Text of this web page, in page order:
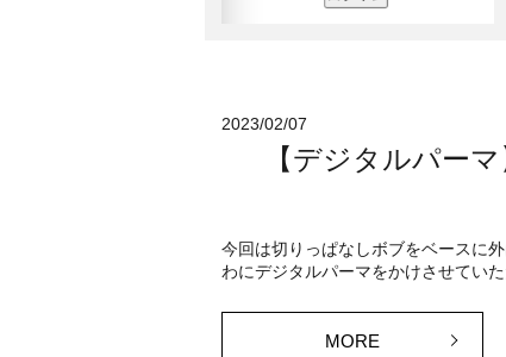
2023/02/07
【デジタルパー
今回は切りっぱなしボブをベースに
わにデジタルパーマをかけさせてい
MORE